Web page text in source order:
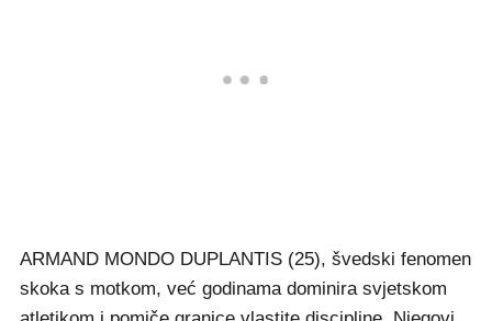
ARMAND MONDO DUPLANTIS (25), švedski fenomen
skoka s motkom, već godinama dominira svjetskom